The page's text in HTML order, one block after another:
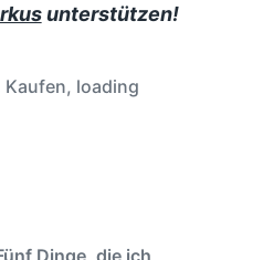
unterstützen!
Kaufen, loading
Dinge, die ich